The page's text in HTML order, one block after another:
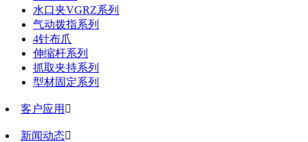
水口夹VGRZ系列
气动拨指系列
4针布爪
伸缩杆系列
抓取夹持系列
型材固定系列
客户应用 
新闻动态